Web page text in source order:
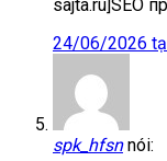
sajta.ru]SEO
24/06/2026
spk_hfsn nói: